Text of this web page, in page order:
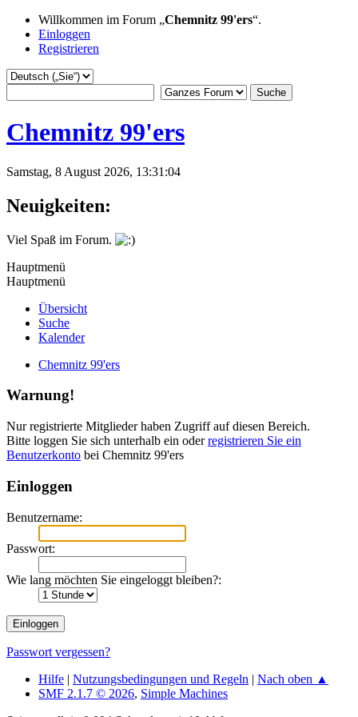
Willkommen im Forum „Chemnitz 99'ers“.
Einloggen
Registrieren
Chemnitz 99'ers
Samstag, 8 August 2026, 13:31:04
Neuigkeiten:
Viel Spaß im Forum.
Hauptmenü
Hauptmenü
Übersicht
Suche
Kalender
Chemnitz 99'ers
Warnung!
Nur registrierte Mitglieder haben Zugriff auf diesen Bereich.
Bitte loggen Sie sich unterhalb ein oderregistrieren Sie ein
Benutzerkonto bei Chemnitz 99'ers
Einloggen
Benutzername:
Passwort:
Wie lang möchten Sie eingeloggt bleiben?:
Passwort vergessen?
Hilfe | Nutzungsbedingungen und Regeln | Nach oben ▲
SMF 2.1.7 © 2026, Simple Machines